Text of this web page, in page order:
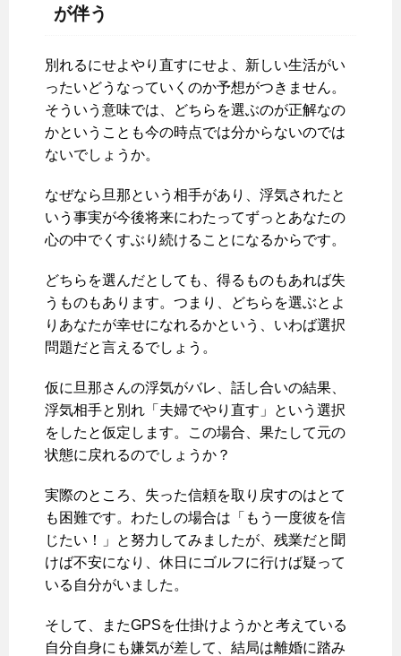
が伴う
別れるにせよやり直すにせよ、新しい生活がい
ったいどうなっていくのか予想がつきません。
そういう意味では、どちらを選ぶのが正解なの
かということも今の時点では分からないのでは
ないでしょうか。
なぜなら旦那という相手があり、浮気されたと
いう事実が今後将来にわたってずっとあなたの
心の中でくすぶり続けることになるからです。
どちらを選んだとしても、得るものもあれば失
うものもあります。つまり、どちらを選ぶとよ
りあなたが幸せになれるかという、いわば選択
問題だと言えるでしょう。
仮に旦那さんの浮気がバレ、話し合いの結果、
浮気相手と別れ「夫婦でやり直す」という選択
をしたと仮定します。この場合、果たして元の
状態に戻れるのでしょうか？
実際のところ、失った信頼を取り戻すのはとて
も困難です。わたしの場合は「もう一度彼を信
じたい！」と努力してみましたが、残業だと聞
けば不安になり、休日にゴルフに行けば疑って
いる自分がいました。
そして、またGPSを仕掛けようかと考えている
自分自身にも嫌気が差して、結局は離婚に踏み